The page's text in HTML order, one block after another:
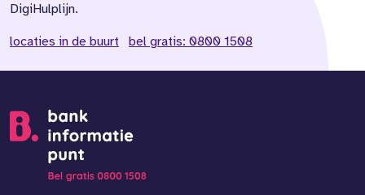
DigiHulplijn.
locaties in de buurt
bel gratis: 0800 1508